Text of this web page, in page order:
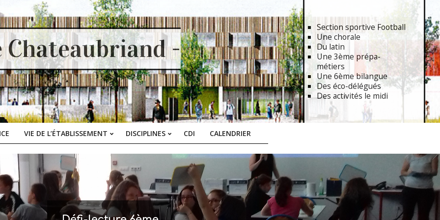
Chateaubriand -
Section sportive Football
Une chorale
Du latin
Une 3ème prépa-
métiers
Une 6ème bilangue
Des éco-délégués
Des activités le midi
Primary
Navigation
Menu
VIE DE L’ÉTABLISSEMENT DISCIPLINES CDI CALENDRIER